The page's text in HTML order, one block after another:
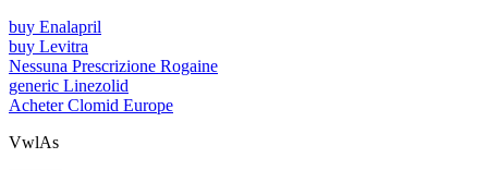
buy Enalapril
buy Levitra
Nessuna Prescrizione Rogaine
generic Linezolid
Acheter Clomid Europe
VwlAs